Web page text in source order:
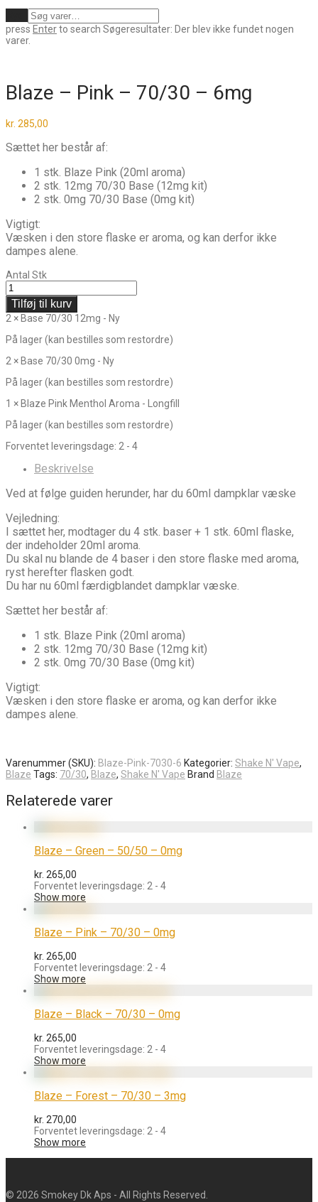
press Enterto search Søgeresultater: Der blev ikke fundet nogen
varer.
Blaze – Pink – 70/30 – 6mg
kr. 285,00
Sættet her består af:
1 stk. Blaze Pink (20ml aroma)
2 stk. 12mg 70/30 Base (12mg kit)
2 stk. 0mg 70/30 Base (0mg kit)
Vigtigt:
Væsken i den store flaske er aroma, og kan derfor ikke
dampes alene.
Antal Stk
Tilføj til kurv
2 ×Base 70/30 12mg - Ny
På lager (kan bestilles som restordre)
2 ×Base 70/30 0mg - Ny
På lager (kan bestilles som restordre)
1 ×Blaze Pink Menthol Aroma - Longfill
På lager (kan bestilles som restordre)
Forventet leveringsdage: 2 - 4
Beskrivelse
Ved at følge guiden herunder, har du 60ml dampklar væske
Vejledning:
I sættet her, modtager du 4 stk. baser + 1 stk. 60ml flaske,
der indeholder 20ml aroma.
Du skal nu blande de 4 baser i den store flaske med aroma,
ryst herefter flasken godt.
Du har nu 60ml færdigblandet dampklar væske.
Sættet her består af:
1 stk. Blaze Pink (20ml aroma)
2 stk. 12mg 70/30 Base (12mg kit)
2 stk. 0mg 70/30 Base (0mg kit)
Vigtigt:
Væsken i den store flaske er aroma, og kan derfor ikke
dampes alene.
Varenummer (SKU): Blaze-Pink-7030-6 Kategorier: Shake N' Vape,
Blaze Tags: 70/30, Blaze, Shake N' Vape Brand Blaze
Relaterede varer
Blaze – Green – 50/50 – 0mg
kr. 265,00
Forventet leveringsdage: 2 - 4
Show more
Blaze – Pink – 70/30 – 0mg
kr. 265,00
Forventet leveringsdage: 2 - 4
Show more
Blaze – Black – 70/30 – 0mg
kr. 265,00
Forventet leveringsdage: 2 - 4
Show more
Blaze – Forest – 70/30 – 3mg
kr. 270,00
Forventet leveringsdage: 2 - 4
Show more
© 2026 Smokey Dk Aps - All Rights Reserved.